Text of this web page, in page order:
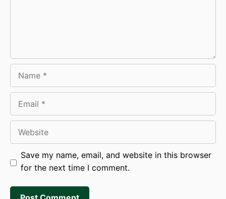
Save my name, email, and website in this browser
for the next time I comment.